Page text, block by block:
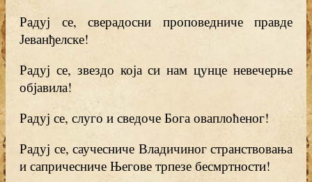
Радуј се, сверадосни проповедниче правде
Јеванђелске!
Радуј се, звездо која си нам цунце невечерње
објавила!
Радуј се, слуго и сведоче Бога оваплоћеног!
Радуј се, саучесниче Владичиног странствовања
и сапричесниче Његове трпезе бесмртности!